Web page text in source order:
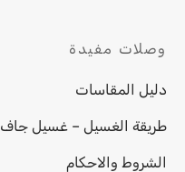
وصلات مفيدة
دليل المقاسات
طريقة الغسيل – غسيل جاف
الشروط والاحكام